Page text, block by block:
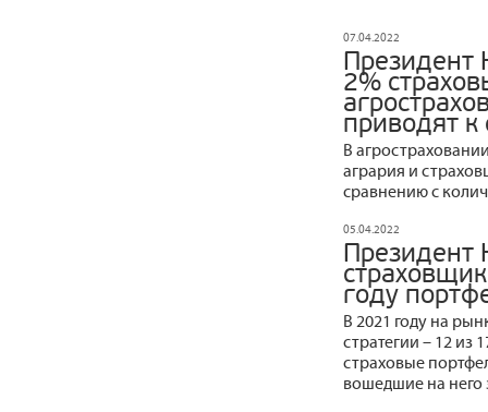
07.04.2022
2%
приводят
В
агрария и
сравнению с
05.04.2022
Президент
году
В 2021 году на
стратегии – 12 из
страховые
вошедшие на него